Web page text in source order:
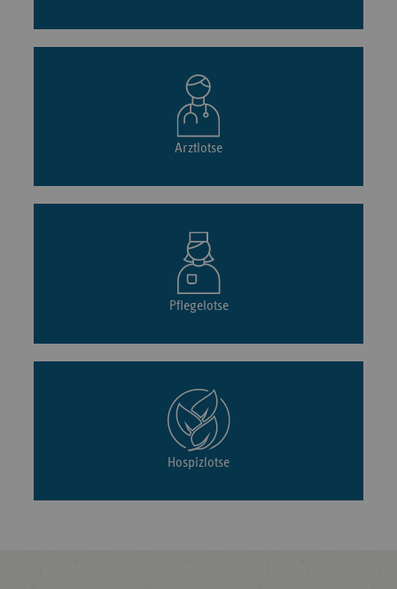
Arztlotse
Pflegelotse
Hospizlotse